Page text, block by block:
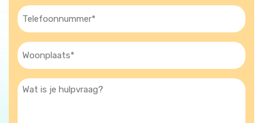
(Vereist)
Telefoon
(Vereist)
Woonplaats
(Vereist)
Wat